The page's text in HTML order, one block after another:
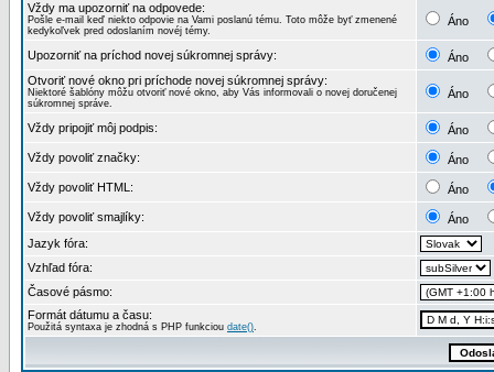
Vždy ma upozorniť na odpovede:
Pošle e-mail keď niekto odpovie na Vami poslanú tému. Toto môže byť zmenené
kedykoľvek pred odoslaním novéj témy.
Áno
Upozorniť na príchod novej súkromnej správy:
Áno
Otvoriť nové okno pri príchode novej súkromnej správy:
Niektoré šablóny môžu otvoriť nové okno, aby Vás informovali o novej doručenej
súkromnej správe.
Áno
Vždy pripojiť môj podpis: Áno
Vždy povoliť značky: Áno
Vždy povoliť HTML: Áno
Vždy povoliť smajlíky:
Áno
Jazyk fóra:
Vzhľad fóra:
Časové pásmo:
Formát dátumu a času:
Použitá syntaxa je zhodná s PHP funkciou date().